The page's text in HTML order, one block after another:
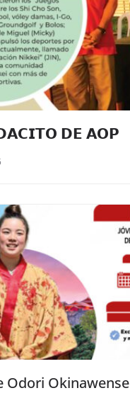
𝗗𝗘 𝗔𝗢𝗣
Odori Okinawense